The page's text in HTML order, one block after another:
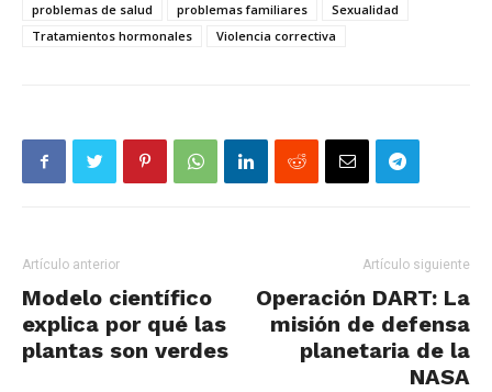
problemas de salud
problemas familiares
Sexualidad
Tratamientos hormonales
Violencia correctiva
Artículo anterior
Modelo científico
explica por qué las
plantas son verdes
Artículo siguiente
Operación DART: La
misión de defensa
planetaria de la
NASA